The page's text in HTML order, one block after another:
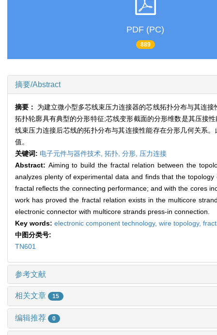
PDF (PC)
889
摘要/Abstract
摘要： 为建立微小型多芯线束压力连接器的芯线拓扑分布与其连
拓扑轮廓具有典型的分形特征;芯线变形截面的分形维数是其压接
线束压力连接后芯线的拓扑分布与其连接性能存在分形几何关系
值。
关键词: 电子元件与器件技术, 拓扑, 分形, 压力连接
Abstract: Aiming to build the fractal relation between the
analyzes plenty of experimental data and finds that the
fractal reflects the connecting performance; and with the cores
work has proved the fractal relation exists in the multicore
electronic connector with multicore strands press-in connection.
Key words: electronic component technology, wire topology,
中图分类号:
TN601
参考文献
相关文章 15
编辑推荐 0